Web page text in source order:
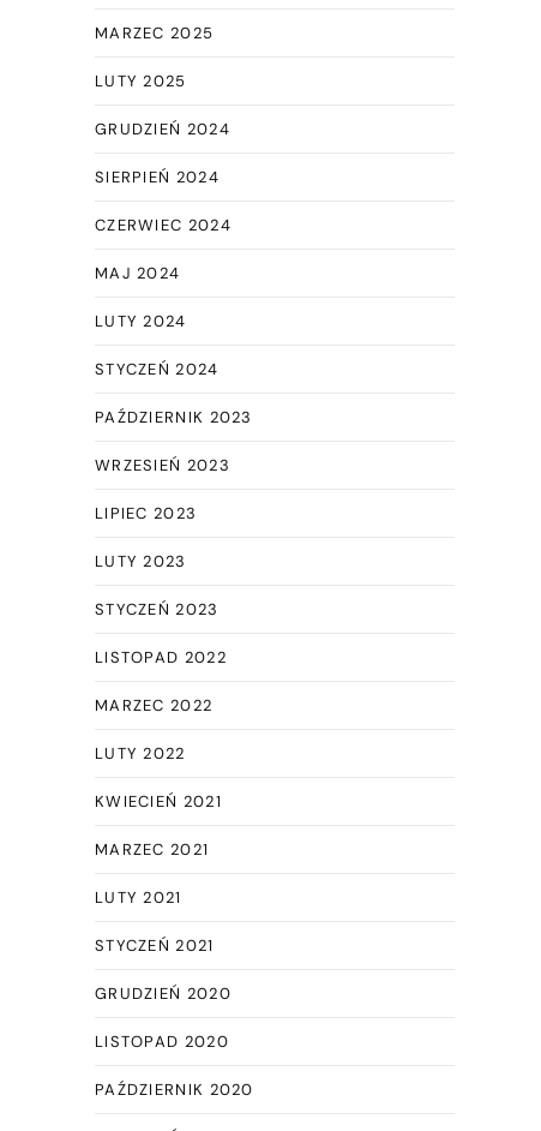
MARZEC 2025
LUTY 2025
GRUDZIEŃ 2024
SIERPIEŃ 2024
CZERWIEC 2024
MAJ 2024
LUTY 2024
STYCZEŃ 2024
PAŹDZIERNIK 2023
WRZESIEŃ 2023
LIPIEC 2023
LUTY 2023
STYCZEŃ 2023
LISTOPAD 2022
MARZEC 2022
LUTY 2022
KWIECIEŃ 2021
MARZEC 2021
LUTY 2021
STYCZEŃ 2021
GRUDZIEŃ 2020
LISTOPAD 2020
PAŹDZIERNIK 2020